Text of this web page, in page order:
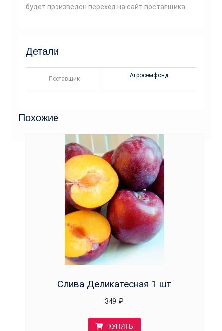
будет произведён переход на сайт поставщика.
Детали
Поставщик Агросемфонд
Похожие
Слива Деликатесная 1 шт
349 ₽
КУПИТЬ